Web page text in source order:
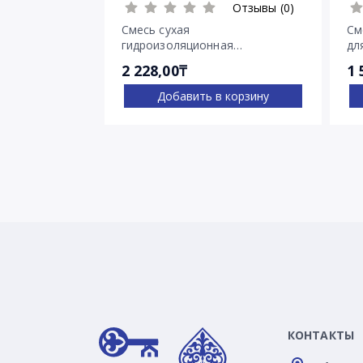
Отзывы (0)
Смесь сухая
гидроизоляционная
Пенетрон
2 228,00₸
Добавить в корзину
1
КОНТАКТЫ